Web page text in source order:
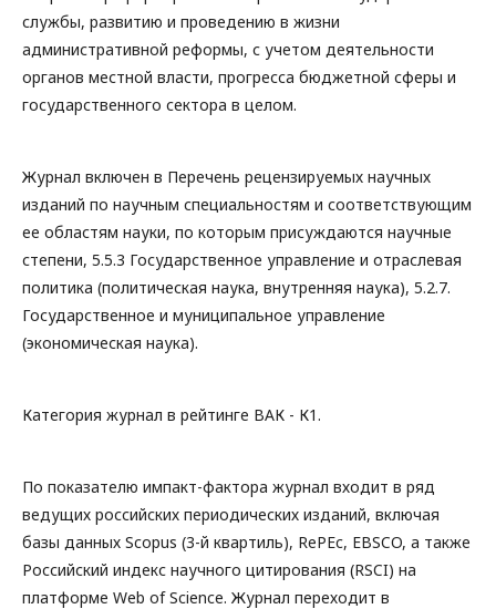
службы, развитию и проведению в жизни
административной реформы, с учетом деятельности
органов местной власти, прогресса бюджетной сферы и
государственного сектора в целом.
Журнал включен в Перечень рецензируемых научных
изданий по научным специальностям и соответствующим
ее областям науки, по которым присуждаются научные
степени, 5.5.3 Государственное управление и отраслевая
политика (политическая наука, внутренняя наука), 5.2.7.
Государственное и муниципальное управление
(экономическая наука).
Категория журнал в рейтинге ВАК - К1.
По показателю импакт-фактора журнал входит в ряд
ведущих российских периодических изданий, включая
базы данных Scopus (3-й квартиль), RePEc, EBSCO, а также
Российский индекс научного цитирования (RSCI) на
платформе Web of Science. Журнал переходит в